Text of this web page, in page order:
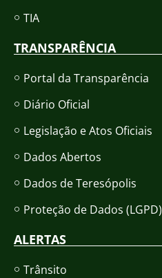
TIA
TRANSPARÊNCIA
Portal da Transparência
Diário Oficial
Legislação e Atos Oficiais
Dados Abertos
Dados de Teresópolis
Proteção de Dados (LGPD)
ALERTAS
Trânsito